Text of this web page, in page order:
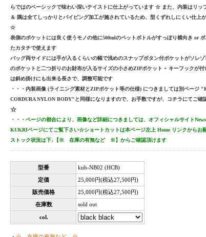
らではのベーシックで味わい深いテイストに仕上がっています ☆ また、内装はリッ
＆ 隅は全てしっかりとパイピング加工が施されているため、型くずれしにくい仕上
☆
表側のポケットには良く使うモノの他に500mlのペットボトルがすっぽり横向き or
たカタチで使えます
バッグ両サイドには手が入るくらいの幅で浅めのスナップボタン付ポケットがソレ
のポケットと二つ折りのお財布が入るサイズの小さめZIPポケット + キーフックが
は斜め掛けにも出来る長さで、調整可能です
・・・内装画像 (ライニング素材とZIPポケット等の仕様) につきましては別ページ
CORDURA NYLON BODY"と同様になりますので、お手数ですが、コチラにてご確
☆
・・・ページの都合により、画像など詳細につきましては、オフィシャルサイト
KUKRIページにてご覧下さい☆ショートカットは本ページ左上 Home リンクからお
ストック状況は下↓【※ 在庫の有無など ※】からご確認頂けます
型番
kub-NB02 (HCB)
定価
25,000円(税込27,500円)
販売価格
25,000円(税込27,500円)
在庫数
sold out
col.